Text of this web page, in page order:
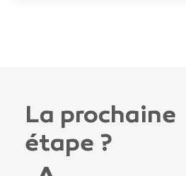
La prochaine
étape ?